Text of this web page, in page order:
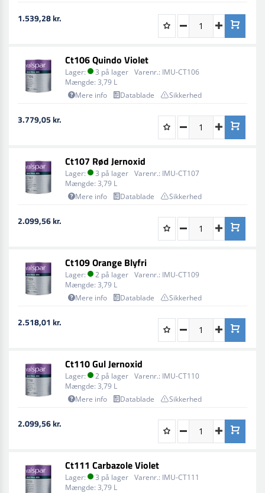
1.539,28 kr.
Ct106 Quindo Violet
Lager: 3 på lager Varenr.: IMU-CT106
Mængde: 3,79 L
Mere info
Datablade Sikkerhed
3.779,05 kr.
Ct107 Rød Jernoxid
Lager: 3 på lager Varenr.: IMU-CT107
Mængde: 3,79 L
Mere info
Datablade Sikkerhed
2.099,56 kr.
Ct109 Orange Blyfri
Lager: 2 på lager Varenr.: IMU-CT109
Mængde: 3,79 L
Mere info
Datablade Sikkerhed
2.518,01 kr.
Ct110 Gul Jernoxid
Lager: 2 på lager Varenr.: IMU-CT110
Mængde: 3,79 L
Mere info
Datablade Sikkerhed
2.099,56 kr.
Ct111 Carbazole Violet
Lager: 3 på lager Varenr.: IMU-CT111
Mængde: 3,79 L